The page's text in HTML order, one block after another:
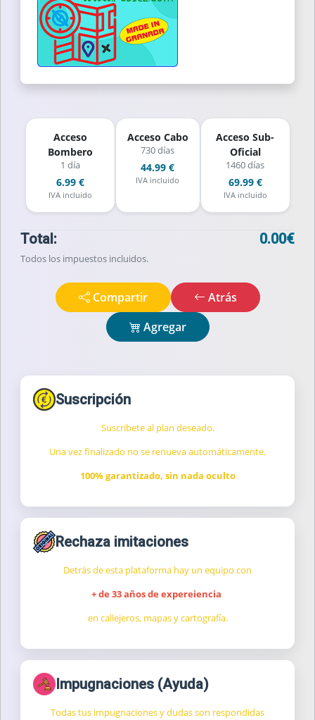
Acceso
Bombero
1 día
6.99 €
IVA incluido
Acceso Cabo
730 días
44.99 €
IVA incluido
Acceso Sub-
Oficial
1460 días
69.99 €
IVA incluido
Total: 0.00€
Todos los impuestos incluidos.
Compartir
Atrás
Agregar
Suscripción
Suscribete al plan deseado.
Una vez finalizado no se renueva automáticamente.
100% garantizado, sin nada oculto
Rechaza imitaciones
Detrás de esta plataforma hay un equipo con
+ de 33 años de expereiencia
en callejeros, mapas y cartografía.
Impugnaciones (Ayuda)
Todas tus impugnaciones y dudas son respondidas